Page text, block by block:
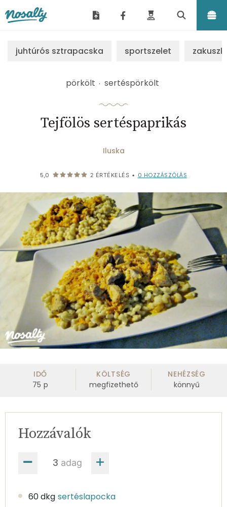
juhtúrós sztrapacska sportszelet
pörkölt sertéspörkölt
Tejfölös sertéspaprikás
Iluska
5,0 2 ÉRTÉKELÉS • 0 HOZZÁSZÓLÁS
IDŐ
75 p
KÖLTSÉG
megfizethető
NEHÉZSÉG
könnyű
adag
Hozzávalók
60 dkg sertéslapocka